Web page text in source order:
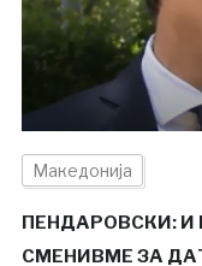
Македонија
ПЕНДАРОВСКИ:
СМЕНИВМЕ ЗА